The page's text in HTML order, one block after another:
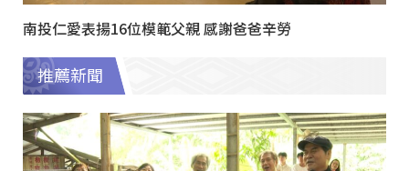
南投仁愛表揚16位模範父親 感謝爸爸辛勞
推薦新聞